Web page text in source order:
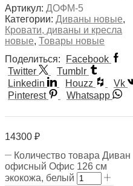
Артикул: ДОФМ-5
Категории: Диваны новые,
Кровати, диваны и кресла
новые, Товары новые
Поделиться:
Facebook
Twitter
Tumblr
Linkedin
Houzz
Vk
Pinterest
Whatsapp
14300 ₽
Количество товара Диван
офисный Офис 126 см
экокожа, белый